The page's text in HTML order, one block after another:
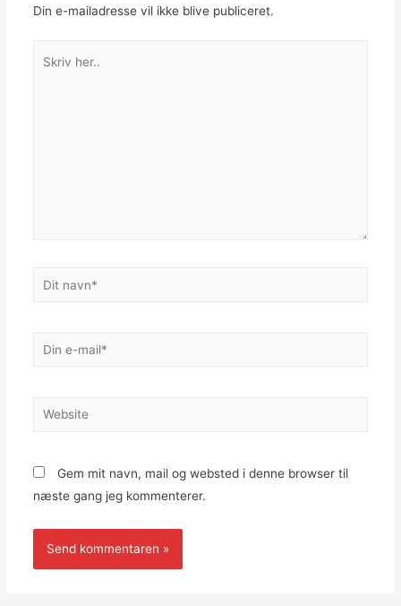
Din e-mailadresse vil ikke blive publiceret.
Dit
Din
Website
Gem mit navn, mail og websted i denne browser til
næste gang jeg kommenterer.